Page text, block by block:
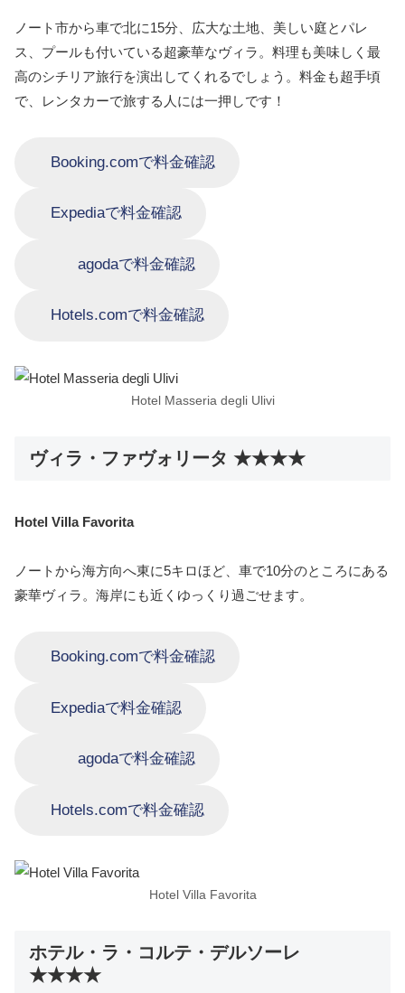
ノート市から車で北に15分、広大な土地、美しい庭とパレ
ス、プールも付いている超豪華なヴィラ。料理も美味しく最
高のシチリア旅行を演出してくれるでしょう。料金も超手頃
で、レンタカーで旅する人には一押しです！
Booking.comで料金確認
Expediaで料金確認
agodaで料金確認
Hotels.comで料金確認
Hotel Masseria degli Ulivi
ヴィラ・ファヴォリータ ★★★★
Hotel Villa Favorita
ノートから海方向へ東に5キロほど、車で10分のところにある
豪華ヴィラ。海岸にも近くゆっくり過ごせます。
Booking.comで料金確認
Expediaで料金確認
agodaで料金確認
Hotels.comで料金確認
Hotel Villa Favorita
ホテル・ラ・コルテ・デルソーレ
★★★★